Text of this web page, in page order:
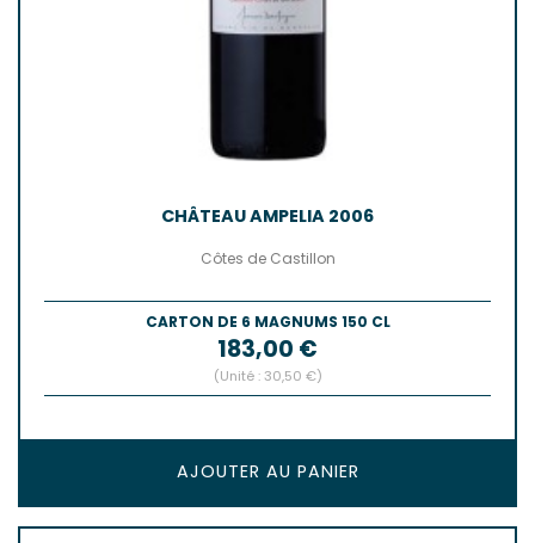
CHÂTEAU AMPELIA 2006
Côtes de Castillon
CARTON DE 6 MAGNUMS 150 CL
Prix
183,00 €
(Unité : 30,50 €)
AJOUTER AU PANIER